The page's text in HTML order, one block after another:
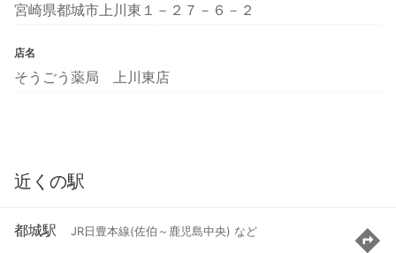
宮崎県都城市上川東１－２７－６－２
店名
そうごう薬局 上川東店
近くの駅
都城駅 JR日豊本線(佐伯～鹿児島中央) など